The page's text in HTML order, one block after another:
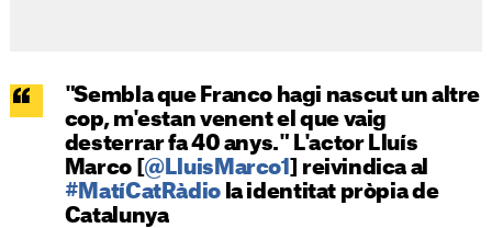
"Sembla que Franco hagi nascut un altre
cop, m'estan venent el que vaig
desterrar fa 40 anys." L'actor Lluís
Marco [ @LluisMarco1
] reivindica al
#MatíCatRàdiola identitat pròpia de
Catalunya